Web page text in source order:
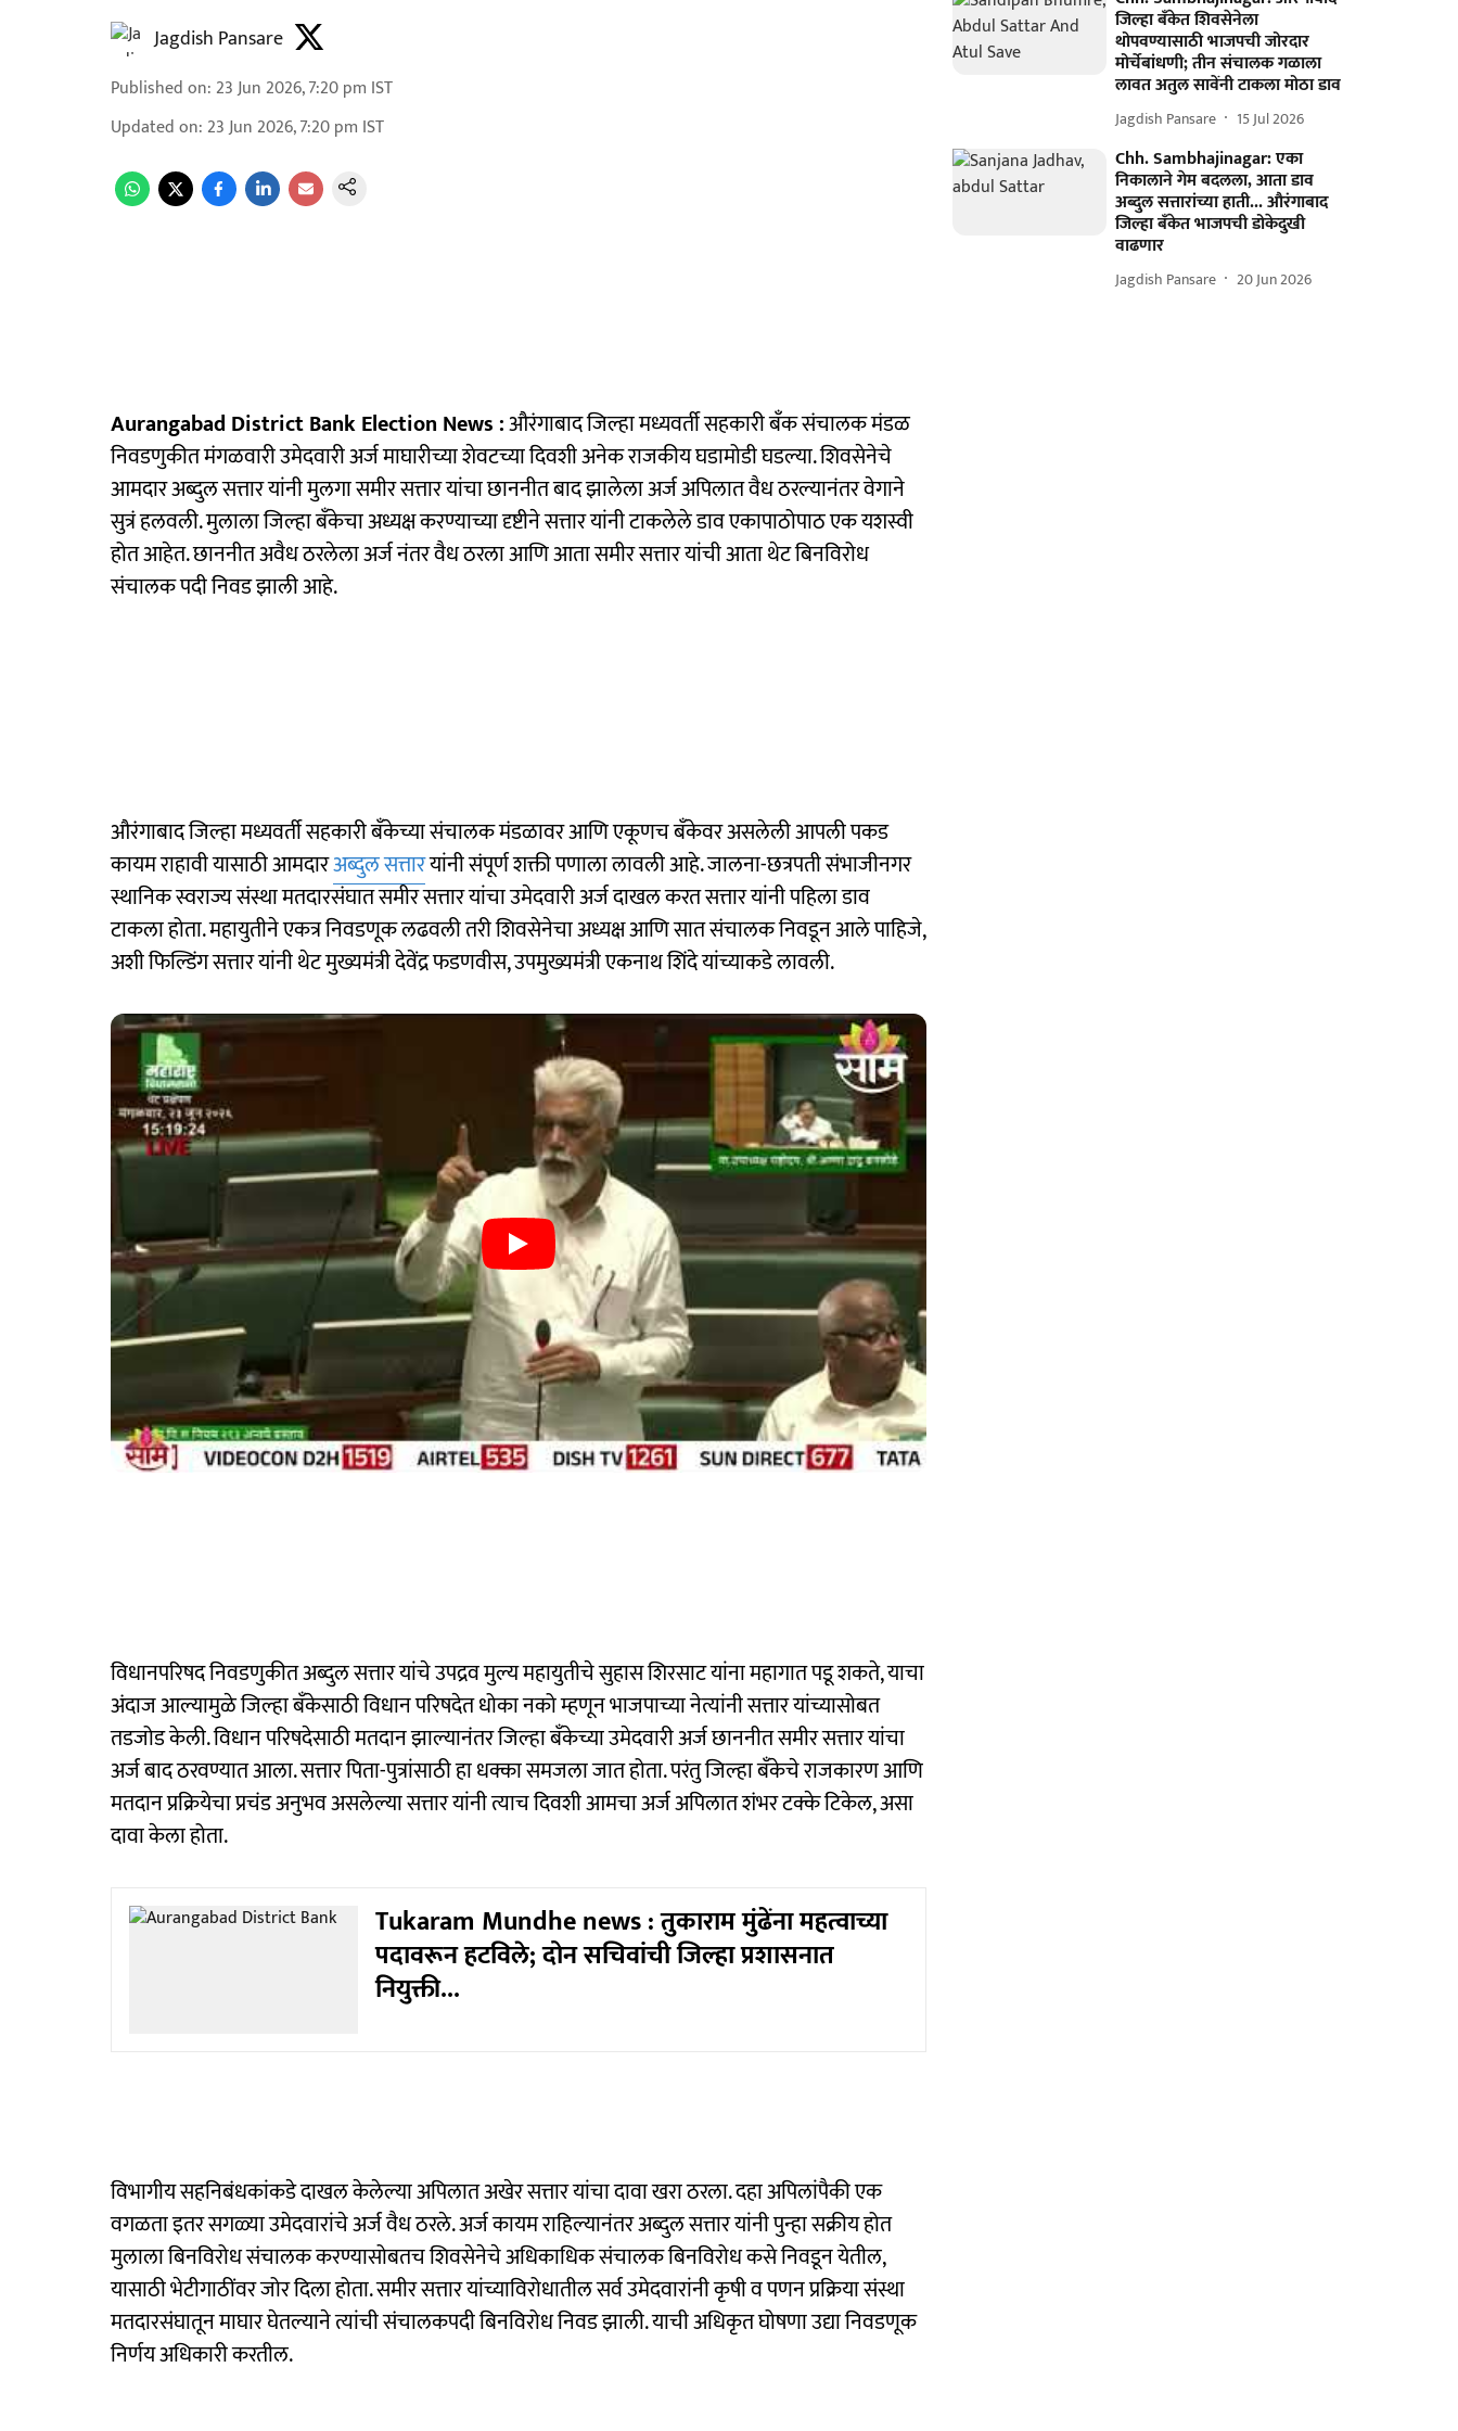
Jagdish Pansare
Published on: 23 Jun 2026, 7:20 pm IST
Updated on: 23 Jun 2026, 7:20 pm IST
Aurangabad District Bank Election News :औरंगाबाद जिल्हा मध्यवर्ती सहकारी बँक संचालक मंडळ
निवडणुकीत मंगळवारी उमेदवारी अर्ज माघारीच्या शेवटच्या दिवशी अनेक राजकीय घडामोडी घडल्या. शिवसेनेचे
आमदार अब्दुल सत्तार यांनी मुलगा समीर सत्तार यांचा छाननीत बाद झालेला अर्ज अपिलात वैध ठरल्यानंतर वेगाने
सुत्रं हलवली. मुलाला जिल्हा बँकेचा अध्यक्ष करण्याच्या दृष्टीने सत्तार यांनी टाकलेले डाव एकापाठोपाठ एक यशस्वी
होत आहेत. छाननीत अवैध ठरलेला अर्ज नंतर वैध ठरला आणि आता समीर सत्तार यांची आता थेट बिनविरोध
संचालक पदी निवड झाली आहे.
औरंगाबाद जिल्हा मध्यवर्ती सहकारी बँकेच्या संचालक मंडळावर आणि एकूणच बँकेवर असलेली आपली पकड
कायम राहावी यासाठी आमदारअब्दुल सत्तारयांनी संपूर्ण शक्ती पणाला लावली आहे. जालना-छत्रपती संभाजीनगर
स्थानिक स्वराज्य संस्था मतदारसंघात समीर सत्तार यांचा उमेदवारी अर्ज दाखल करत सत्तार यांनी पहिला डाव
टाकला होता. महायुतीने एकत्र निवडणूक लढवली तरी शिवसेनेचा अध्यक्ष आणि सात संचालक निवडून आले पाहिजे,
अशी फिल्डिंग सत्तार यांनी थेट मुख्यमंत्री देवेंद्र फडणवीस, उपमुख्यमंत्री एकनाथ शिंदे यांच्याकडे लावली.
विधानपरिषद निवडणुकीत अब्दुल सत्तार यांचे उपद्रव मुल्य महायुतीचे सुहास शिरसाट यांना महागात पडू शकते, याचा
अंदाज आल्यामुळे जिल्हा बँकेसाठी विधान परिषदेत धोका नको म्हणून भाजपाच्या नेत्यांनी सत्तार यांच्यासोबत
तडजोड केली. विधान परिषदेसाठी मतदान झाल्यानंतर जिल्हा बँकेच्या उमेदवारी अर्ज छाननीत समीर सत्तार यांचा
अर्ज बाद ठरवण्यात आला. सत्तार पिता-पुत्रांसाठी हा धक्का समजला जात होता. परंतु जिल्हा बँकेचे राजकारण आणि
मतदान प्रक्रियेचा प्रचंड अनुभव असलेल्या सत्तार यांनी त्याच दिवशी आमचा अर्ज अपिलात शंभर टक्के टिकेल, असा
दावा केला होता.
Tukaram Mundhe news : तुकाराम मुंढेंना महत्वाच्या
पदावरून हटविले; दोन सचिवांची जिल्हा प्रशासनात
नियुक्ती...
विभागीय सहनिबंधकांकडे दाखल केलेल्या अपिलात अखेर सत्तार यांचा दावा खरा ठरला. दहा अपिलांपैकी एक
वगळता इतर सगळ्या उमेदवारांचे अर्ज वैध ठरले. अर्ज कायम राहिल्यानंतर अब्दुल सत्तार यांनी पुन्हा सक्रीय होत
मुलाला बिनविरोध संचालक करण्यासोबतच शिवसेनेचे अधिकाधिक संचालक बिनविरोध कसे निवडून येतील,
यासाठी भेटीगाठींवर जोर दिला होता. समीर सत्तार यांच्याविरोधातील सर्व उमेदवारांनी कृषी व पणन प्रक्रिया संस्था
मतदारसंघातून माघार घेतल्याने त्यांची संचालकपदी बिनविरोध निवड झाली. याची अधिकृत घोषणा उद्या निवडणूक
निर्णय अधिकारी करतील.
जिल्हा बँकेत शिवसेनेला
थोपवण्यासाठी भाजपची जोरदार
मोर्चेबांधणी; तीन संचालक गळाला
लावत अतुल सावेंनी टाकला मोठा डाव
Jagdish Pansare 15 Jul 2026
Chh. Sambhajinagar: एका
निकालाने गेम बदलला, आता डाव
अब्दुल सत्तारांच्या हाती... औरंगाबाद
जिल्हा बँकेत भाजपची डोकेदुखी
वाढणार
Jagdish Pansare 20 Jun 2026